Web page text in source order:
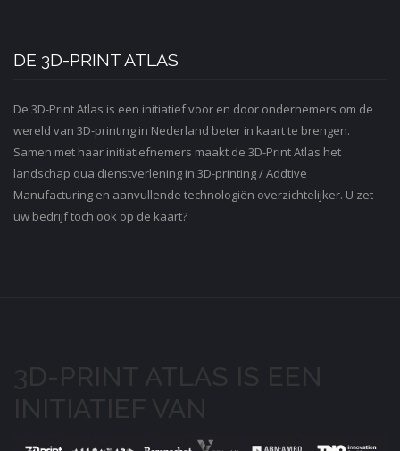
DE 3D-PRINT ATLAS
De 3D-Print Atlas is een initiatief voor en door ondernemers om de
wereld van 3D-printing in Nederland beter in kaart te brengen.
Samen met haar initiatiefnemers maakt de 3D-Print Atlas het
landschap qua dienstverlening in 3D-printing / Addtive
Manufacturing en aanvullende technologiën overzichtelijker. U zet
uw bedrijf toch ook op de kaart?